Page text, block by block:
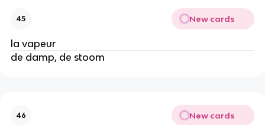
45 New cards
la vapeur
de damp, de stoom
46 New cards